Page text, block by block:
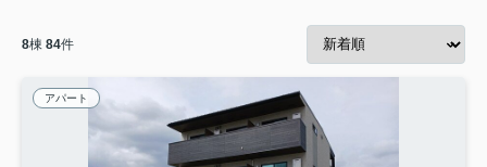
8棟 84件
アパート